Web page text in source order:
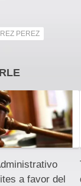
PEREZ
a favor del